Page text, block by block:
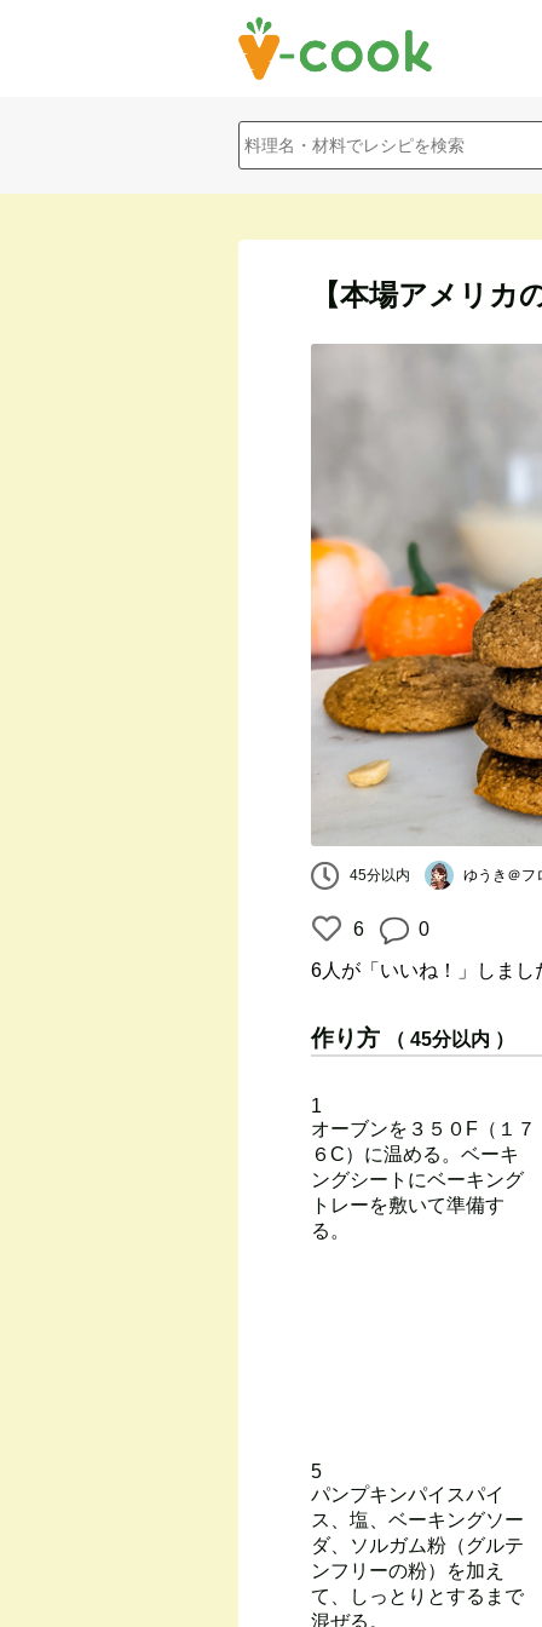
【本場アメリカ
45分以内 ゆうき＠
6 0
6人 が「いいね！」しまし
作り方 （ 45分以内 ）
1
オーブンを３５０F（１７
６C）に温める。ベーキ
ングシートにベーキング
トレーを敷いて準備す
る。
5
パンプキンパイスパイ
ス、塩、ベーキングソー
ダ、ソルガム粉（グルテ
ンフリーの粉）を加え
て、しっとりとするまで
混ぜる。